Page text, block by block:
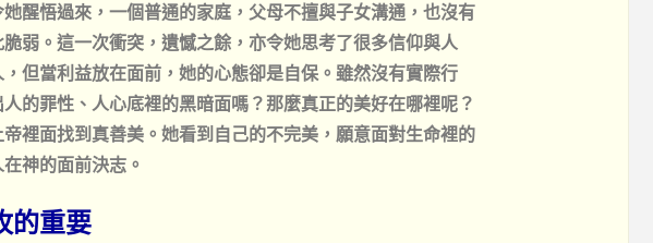
醒悟過來，一個普通的家庭，父母不擅與子女溝通，也沒有
弱。這一次衝突，遺憾之餘，亦令她思考了很多信仰與人
但當利益放在面前，她的心態卻是自保。雖然沒有實際行
的罪性、人心底裡的黑暗面嗎？那麼真正的美好在哪裡呢？
裡面找到真善美。她看到自己的不完美，願意面對生命裡的
神的面前決志。
的重要